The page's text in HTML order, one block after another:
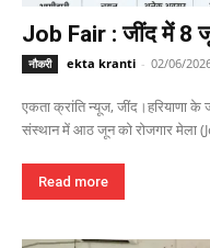
Job Fair : जींद में 8
नौकरी ekta kranti - 02/06/
एकता क्रांति न्यूज, जींद।हरियाणा
संस्थान में आठ जून को रोजगार मेला
Read more